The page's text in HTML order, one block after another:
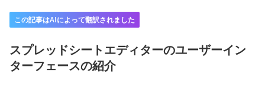
この記事はAIによって翻訳されました
スプレッドシートエディターのユーザーイン
ターフェースの紹介